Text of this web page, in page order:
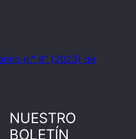
n.° 9" (2023) de
NUESTRO
BOLETÍN